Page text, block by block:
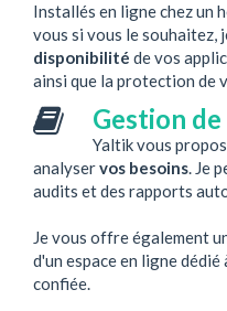
Installés en ligne chez un
vous si vous le souhaitez,
disponibilité de vos
ainsi que la protection de
Gestion
Yaltik vous
analyservos besoins . Je
audits et des rapports
Je vous offre également
d'un espace en ligne dédié
confiée.